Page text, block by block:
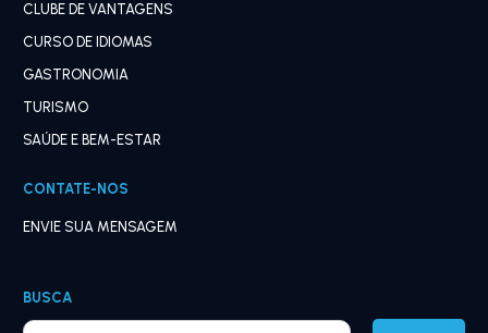
CLUBE DE VANTAGENS
CURSO DE IDIOMAS
GASTRONOMIA
TURISMO
SAÚDE E BEM-ESTAR
CONTATE-NOS
ENVIE SUA MENSAGEM
BUSCA